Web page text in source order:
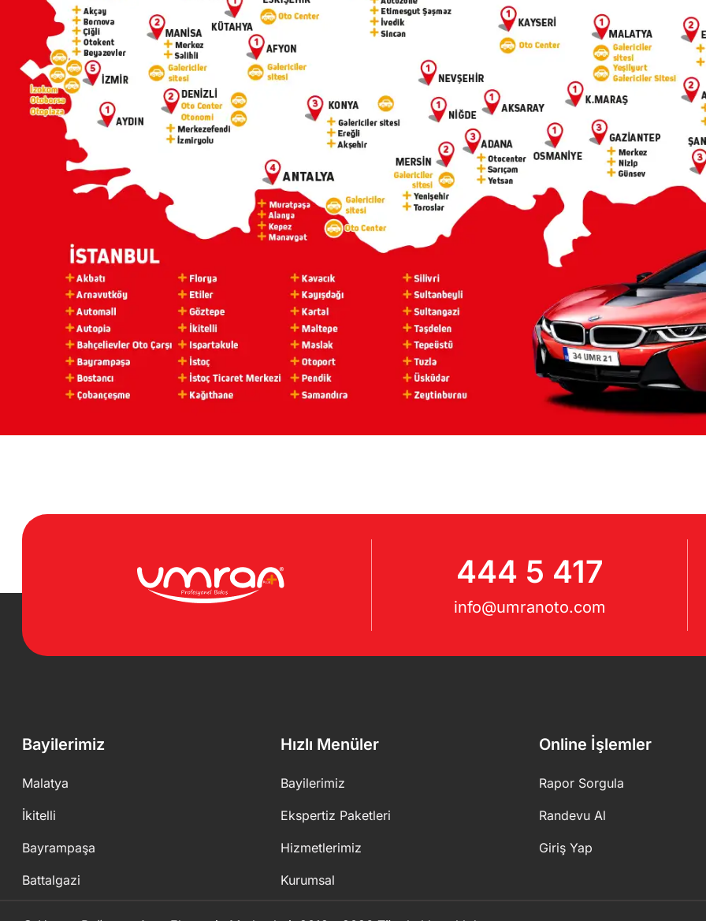
444 5 417
info@umranoto.com
Bayilerimiz
Malatya
İkitelli
Bayrampaşa
Battalgazi
Hızlı Menüler
Bayilerimiz
Ekspertiz Paketleri
Hizmetlerimiz
Kurumsal
Online İşlemler
Rapor Sorgula
Randevu Al
Giriş Yap